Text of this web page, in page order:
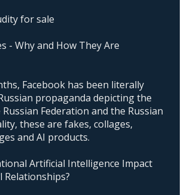
for sale
- Why and How They Are
Facebook has been literally
propaganda depicting the
Federation and the Russian
these are fakes, collages,
and AI products.
Artificial Intelligence Impact